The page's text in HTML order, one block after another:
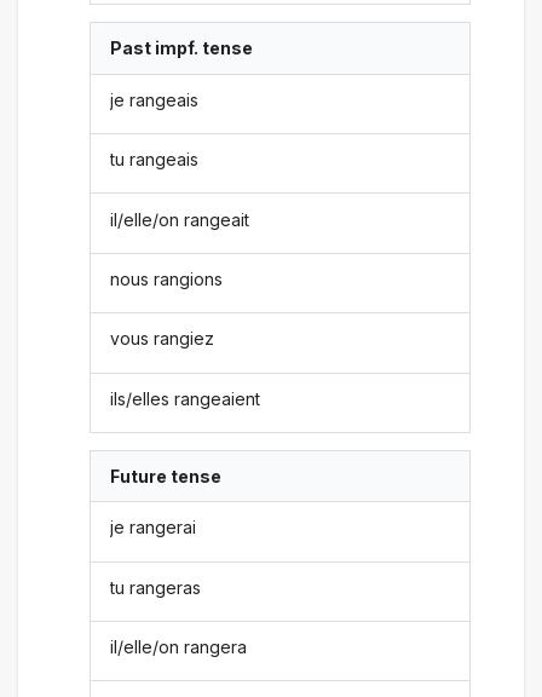
Past impf. tense
je rangeais
tu rangeais
il/elle/on rangeait
nous rangions
vous rangiez
ils/elles rangeaient
Future tense
je rangerai
tu rangeras
il/elle/on rangera